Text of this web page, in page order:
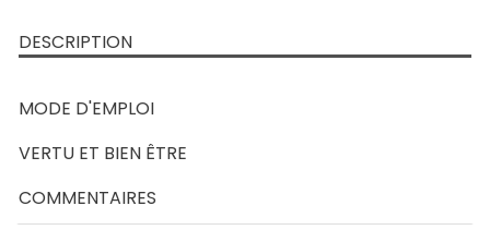
DESCRIPTION
MODE D'EMPLOI
VERTU ET BIEN ÊTRE
COMMENTAIRES